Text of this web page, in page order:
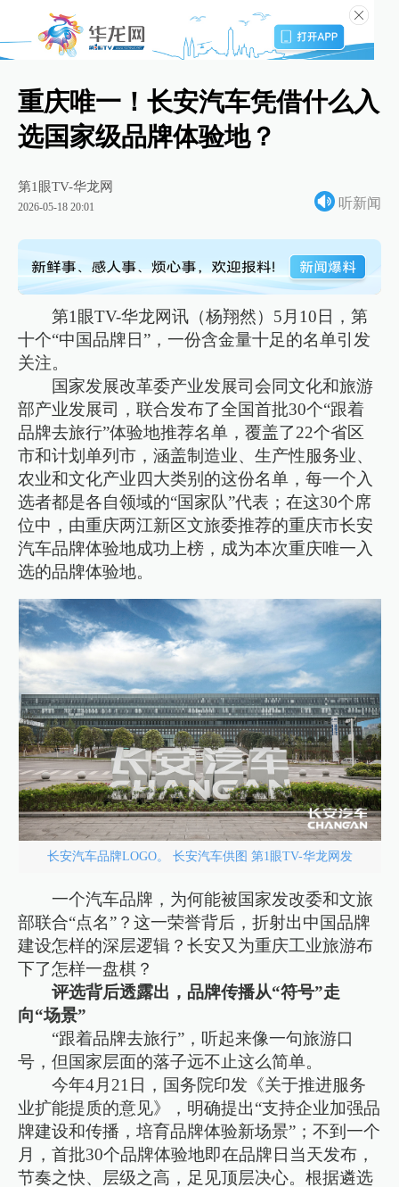
重庆唯一！长安汽车凭借什么入
选国家级品牌体验地？
第1眼TV-华龙网
2026-05-18 20:01 听新闻
第1眼TV-华龙网讯（杨翔然）5月10日，第
十个“中国品牌日”，一份含金量十足的名单引发
关注。
国家发展改革委产业发展司会同文化和旅游
部产业发展司，联合发布了全国首批30个“跟着
品牌去旅行”体验地推荐名单，覆盖了22个省区
市和计划单列市，涵盖制造业、生产性服务业、
农业和文化产业四大类别的这份名单，每一个入
选者都是各自领域的“国家队”代表；在这30个席
位中，由重庆两江新区文旅委推荐的重庆市长安
汽车品牌体验地成功上榜，成为本次重庆唯一入
选的品牌体验地。
长安汽车品牌LOGO。 长安汽车供图 第1眼TV-华龙网发
一个汽车品牌，为何能被国家发改委和文旅
部联合“点名”？这一荣誉背后，折射出中国品牌
建设怎样的深层逻辑？长安又为重庆工业旅游布
下了怎样一盘棋？
评选背后透露出，品牌传播从“符号”走
向“场景”
“跟着品牌去旅行”，听起来像一句旅游口
号，但国家层面的落子远不止这么简单。
今年4月21日，国务院印发《关于推进服务
业扩能提质的意见》，明确提出“支持企业加强品
牌建设和传播，培育品牌体验新场景”；不到一个
月，首批30个品牌体验地即在品牌日当天发布，
节奏之快、层级之高，足见顶层决心。根据遴选